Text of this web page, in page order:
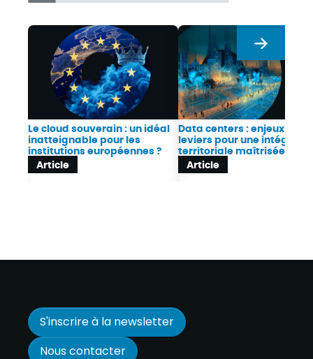
Le cloud souverain : un idéal
inatteignable pour les
institutions européennes ?
Article
Data centers : enjeux et
leviers pour une
territoriale maîtrisée
Article
Suivant
S'inscrire à la newsletter
Nous contacter